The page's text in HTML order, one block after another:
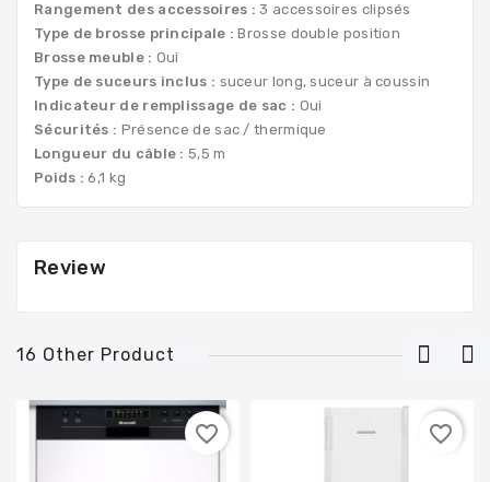
Rangement des accessoires : 3 accessoires clipsés
Type de brosse principale : Brosse double position
Brosse meuble : Oui
Type de suceurs inclus : suceur long, suceur à coussin
Indicateur de remplissage de sac : Oui
Sécurités : Présence de sac / thermique
Longueur du câble : 5,5 m
Poids : 6,1 kg
Review
16 Other Product
favorite_border favorite_border